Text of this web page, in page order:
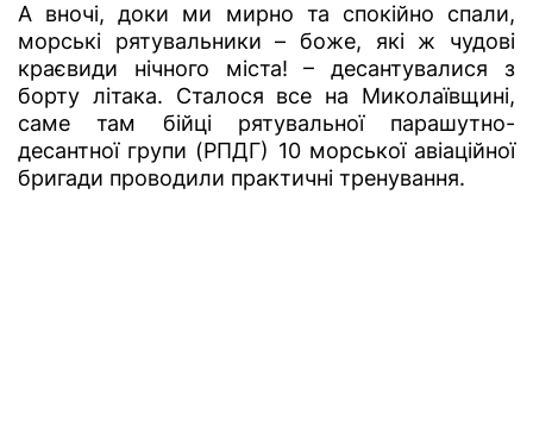
А вночі, доки ми мирно та спокійно спали,
морські рятувальники – боже, які ж чудові
краєвиди нічного міста! – десантувалися з
борту літака. Сталося все на Миколаївщині,
саме там бійці рятувальної парашутно-
десантної групи (РПДГ) 10 морської авіаційної
бригади проводили практичні тренування.